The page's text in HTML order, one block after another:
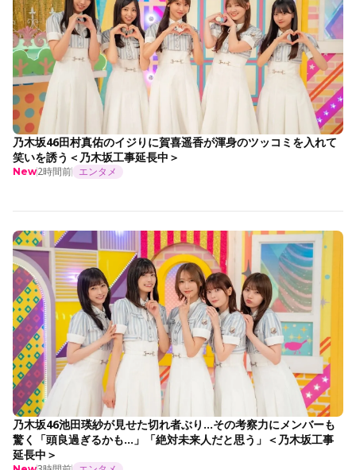
乃木坂46田村真佑のイジりに賀喜遥香が渾身のツッコミを入れて
笑いを誘う＜乃木坂工事延長中＞
New2時間前 エンタメ
乃木坂46池田瑛紗が見せた切れ者ぶり…その考察力にメンバーも
驚く「頭良過ぎるかも…」「絶対未来人だと思う」＜乃木坂工事
延長中＞